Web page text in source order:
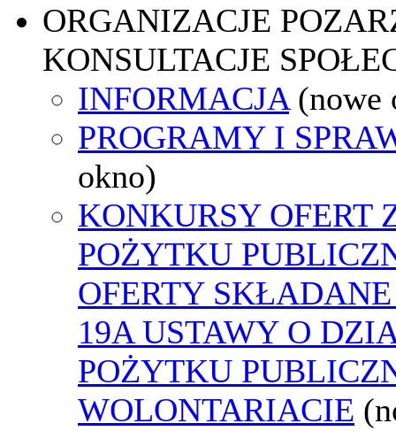
ORGANIZACJE
KONSULTACJE
INFORMACJA (nowe
PROGRAMY I
okno)
KONKURSY OFERT
POŻYTKU
OFERTY
19A USTAWY O
POŻYTKU
WOLONTARIACIE